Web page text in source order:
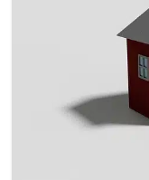
du commerce